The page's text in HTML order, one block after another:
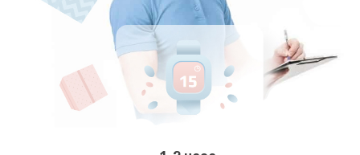
600 руб.
Заказать
Замена ТЭНа
800 руб.